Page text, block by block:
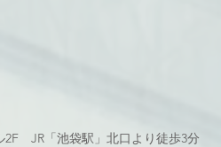
　JR「池袋駅」北口より徒歩3分